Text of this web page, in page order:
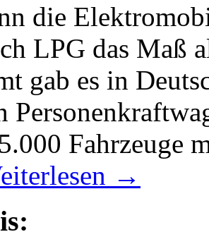
die
LPG das Maß
gab es in
Fahrzeuge
→